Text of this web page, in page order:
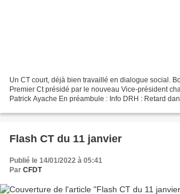
Un CT court, déjà bien travaillé en dialogue social.
Premier Ct présidé par le nouveau Vice-président
Patrick Ayache En préambule : Info DRH : Retard
Flash CT du 11 janvier
Publié le 14/01/2022 à 05:41
Par CFDT